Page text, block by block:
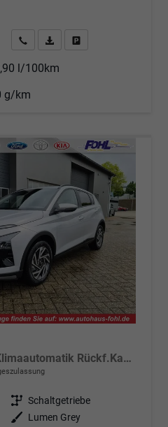
Angebot anfordern
Fahrzeugexpose (PDF)
l/100km
g/km
Trend 1.0 T-GDI 90PS Klimaautomatik Rückf.Kamera Parksensoren Sitzheizung Lenkradheizung Bluetooth Touchscreen Tempomat Apple CarPlay + Android Auto 16"LM
Getriebe Schaltgetriebe
Außenfarbe
Lumen Grey